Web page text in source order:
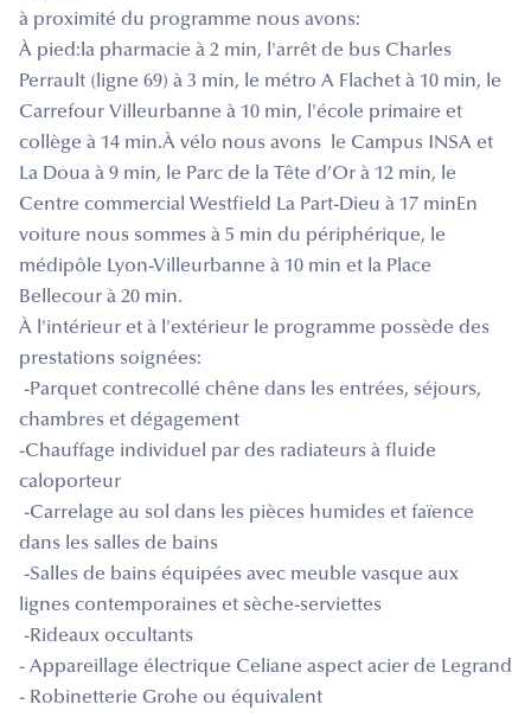
à proximité du programme nous avons:
À pied:la pharmacie à 2 min, l'arrêt de bus Charles
Perrault (ligne 69) à 3 min, le métro A Flachet à 10 min, le
Carrefour Villeurbanne à 10 min, l'école primaire et
collège à 14 min.À vélo nous avons le Campus INSA et
La Doua à 9 min, le Parc de la Tête d’Or à 12 min, le
Centre commercial Westfield La Part-Dieu à 17 minEn
voiture nous sommes à 5 min du périphérique, le
médipôle Lyon-Villeurbanne à 10 min et la Place
Bellecour à 20 min.
À l'intérieur et à l'extérieur le programme possède des
prestations soignées:
-Parquet contrecollé chêne dans les entrées, séjours,
chambres et dégagement
-Chauffage individuel par des radiateurs à fluide
caloporteur
-Carrelage au sol dans les pièces humides et faïence
dans les salles de bains
-Salles de bains équipées avec meuble vasque aux
lignes contemporaines et sèche-serviettes
-Rideaux occultants
- Appareillage électrique Celiane aspect acier de Legrand
- Robinetterie Grohe ou équivalent